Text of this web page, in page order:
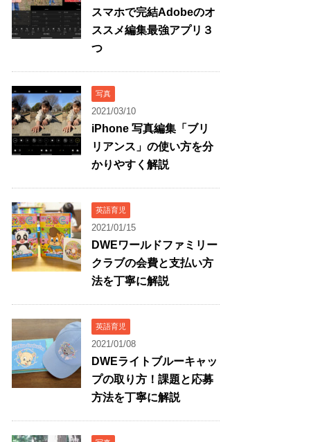
スマホで完結Adobeのオ
ススメ編集最強アプリ３
つ
写真
2021/03/10
iPhone 写真編集「ブリ
リアンス」の使い方を分
かりやすく解説
英語育児
2021/01/15
DWEワールドファミリー
クラブの会費と支払い方
法を丁寧に解説
英語育児
2021/01/08
DWEライトブルーキャッ
プの取り方！課題と応募
方法を丁寧に解説